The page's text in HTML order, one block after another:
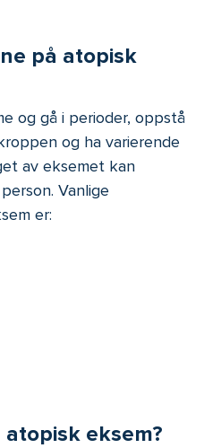
på atopisk
og gå i perioder, oppstå
og ha varierende
av eksemet kan
Vanlige
er:
eksem?